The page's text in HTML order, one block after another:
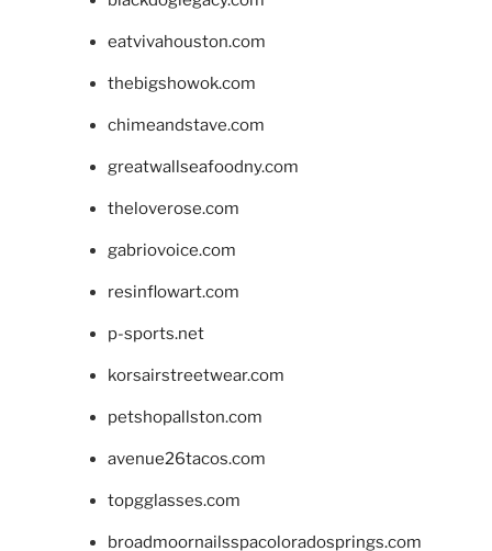
eatvivahouston.com
thebigshowok.com
chimeandstave.com
greatwallseafoodny.com
theloverose.com
gabriovoice.com
resinflowart.com
p-sports.net
korsairstreetwear.com
petshopallston.com
avenue26tacos.com
topgglasses.com
broadmoornailsspacoloradosprings.com